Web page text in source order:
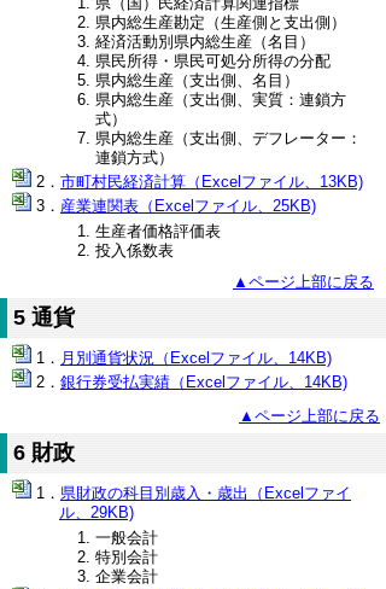
県内総生産勘定（生産側と支出側）
経済活動別県内総生産（名目）
県民所得・県民可処分所得の分配
県内総生産（支出側、名目）
県内総生産（支出側、実質：連鎖方
式）
県内総生産（支出側、デフレーター：
連鎖方式）
市町村民経済計算（Excelファイル、13KB)
産業連関表（Excelファイル、25KB)
生産者価格評価表
投入係数表
▲ページ上部に戻る
5 通貨
月別通貨状況（Excelファイル、14KB)
銀行券受払実績（Excelファイル、14KB)
▲ページ上部に戻る
6 財政
県財政の科目別歳入・歳出（Excelファイ
ル、29KB)
一般会計
特別会計
企業会計